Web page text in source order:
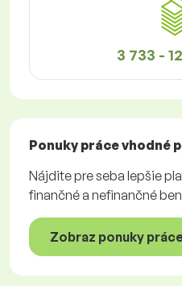
3 733 -
Ponuky prácevhodné
Nájdite pre seba lepšie
finančné a nefinančné
Zobraz ponuky